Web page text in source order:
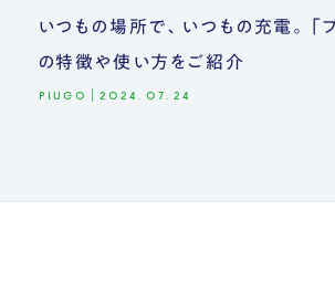
いつもの場所で、いつもの充電。「
の特徴や使い方をご紹介
PLUGO 2024.07.24